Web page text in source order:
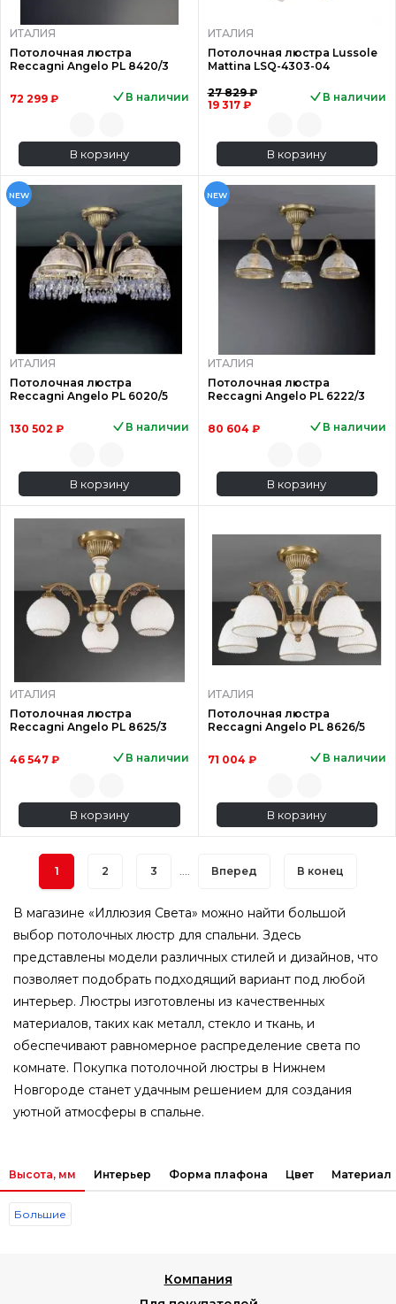
ИТАЛИЯ
Потолочная люстра
Reccagni Angelo PL 8420/3
72 299 ₽ В наличии
В корзину
ИТАЛИЯ
Потолочная люстра Lussole
Mattina LSQ-4303-04
27 829 ₽
19 317 ₽
В наличии
В корзину
NEW
ИТАЛИЯ
Потолочная люстра
Reccagni Angelo PL 6020/5
130 502 ₽ В наличии
В корзину
NEW
ИТАЛИЯ
Потолочная люстра
Reccagni Angelo PL 6222/3
80 604 ₽ В наличии
В корзину
ИТАЛИЯ
Потолочная люстра
Reccagni Angelo PL 8625/3
46 547 ₽ В наличии
В корзину
ИТАЛИЯ
Потолочная люстра
Reccagni Angelo PL 8626/5
71 004 ₽ В наличии
В корзину
1 2 3 Вперед В конец
В магазине «Иллюзия Света» можно найти большой
выбор потолочных люстр для спальни. Здесь
представлены модели различных стилей и дизайнов, что
позволяет подобрать подходящий вариант под любой
интерьер. Люстры изготовлены из качественных
материалов, таких как металл, стекло и ткань, и
обеспечивают равномерное распределение света по
комнате. Покупка потолочной люстры в Нижнем
Новгороде станет удачным решением для создания
уютной атмосферы в спальне.
Высота, мм Интерьер Форма плафона Цвет Материал
Большие
Компания